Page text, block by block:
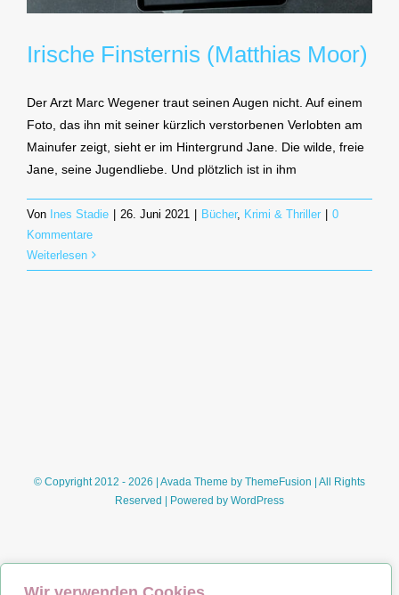
Irische Finsternis (Matthias Moor)
Der Arzt Marc Wegener traut seinen Augen nicht. Auf einem
Foto, das ihn mit seiner kürzlich verstorbenen Verlobten am
Mainufer zeigt, sieht er im Hintergrund Jane. Die wilde, freie
Jane, seine Jugendliebe. Und plötzlich ist in ihm
Von Ines Stadie | 26. Juni 2021 | Bücher, Krimi & Thriller | 0
Kommentare
Weiterlesen
© Copyright 2012 - 2026 | Avada Theme by ThemeFusion | All Rights
Reserved | Powered by WordPress